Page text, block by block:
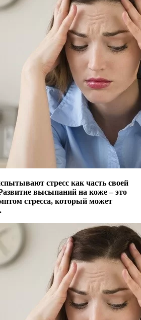
стресс как часть своей
высыпаний на коже – это
стресса, который может